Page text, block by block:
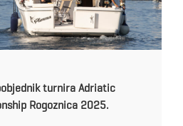
turnira Adriatic
Rogoznica 2025.